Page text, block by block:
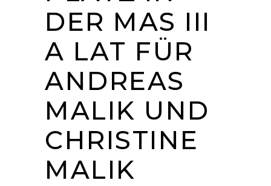
DER MAS III
A LAT FÜR
ANDREAS
MALIK UND
CHRISTINE
MALIK